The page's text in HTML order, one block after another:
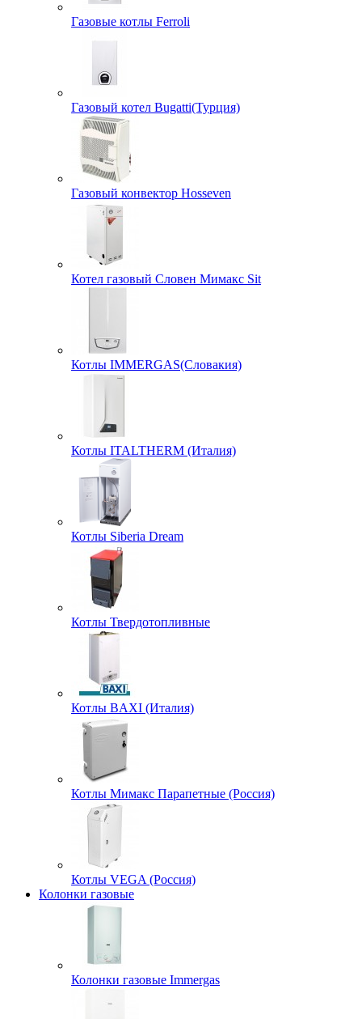
Газовые котлы Ferroli
Газовый котел Bugatti(Турция)
Газовый конвектор Hosseven
Котел газовый Словен Мимакс Sit
Котлы IMMERGAS(Словакия)
Котлы ITALTHERM (Италия)
Котлы Siberia Dream
Котлы Твердотопливные
Котлы BAXI (Италия)
Котлы Мимакс Парапетные (Россия)
Котлы VEGA (Россия)
Колонки газовые
Колонки газовые Immergas